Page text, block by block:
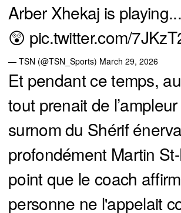
Arber Xhekaj is
😲 pic.twitter.com/
— TSN (@TSN_Sports) March 29, 2026
Et pendant ce temps,
tout prenait de
surnom du Shérif
profondément Martin
point que le coach
personne ne l'appelait